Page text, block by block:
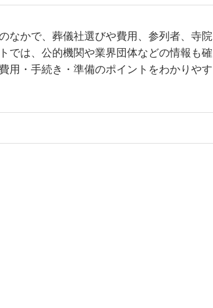
なかで、葬儀社選びや費用、参列者、寺院
では、公的機関や業界団体などの情報も確
用・手続き・準備のポイントをわかりやす